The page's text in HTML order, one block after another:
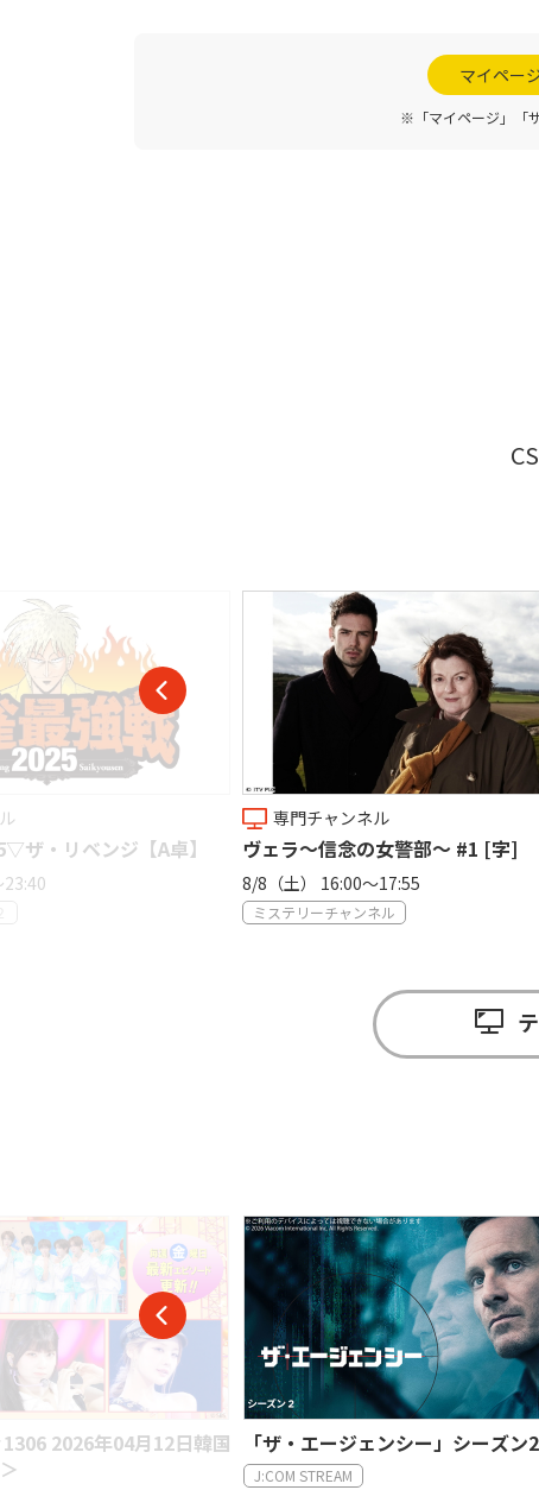
マイペー
※「マイページ」「
チャンネル
〜信念の女警部〜 #1 [字]
） 16:00〜17:55
専門チャンネル
[生]ラグビーリポビタ
プ 日本×オーストラリ
8/8（土） 18:30〜21:30
エージェンシー」シーズン2
STREAM
（LOVE SONG）
J:COM STREAM